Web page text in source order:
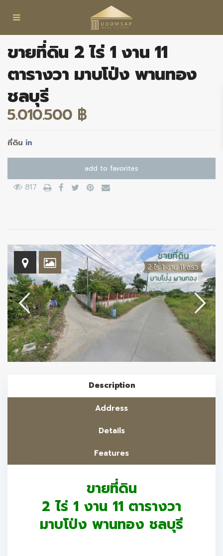
ขายที่ดิน 2 ไร่ 1 งาน 11
ตารางวา มาบโป่ง พานทอง
ชลบุรี
5.010.500 ฿
ที่ดิน in
add to favorites
817
Description
Address
Details
Features
ขายที่ดิน
2 ไร่ 1 งาน 11 ตารางวา
มาบโป่ง พานทอง ชลบุรี